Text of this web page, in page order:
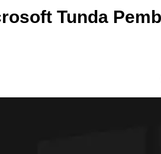
Tunda